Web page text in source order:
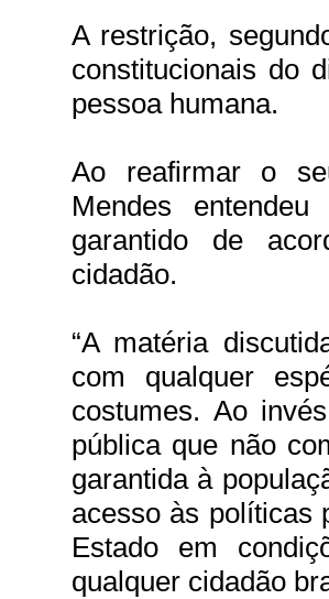
A restrição,
constitucionais do
pessoa humana.
Ao reafirmar o
Mendes
garantido de
cidadão.
“A matéria
com qualquer
costumes. Ao
pública que não
garantida à
acesso às políticas
Estado em
qualquer cidadão